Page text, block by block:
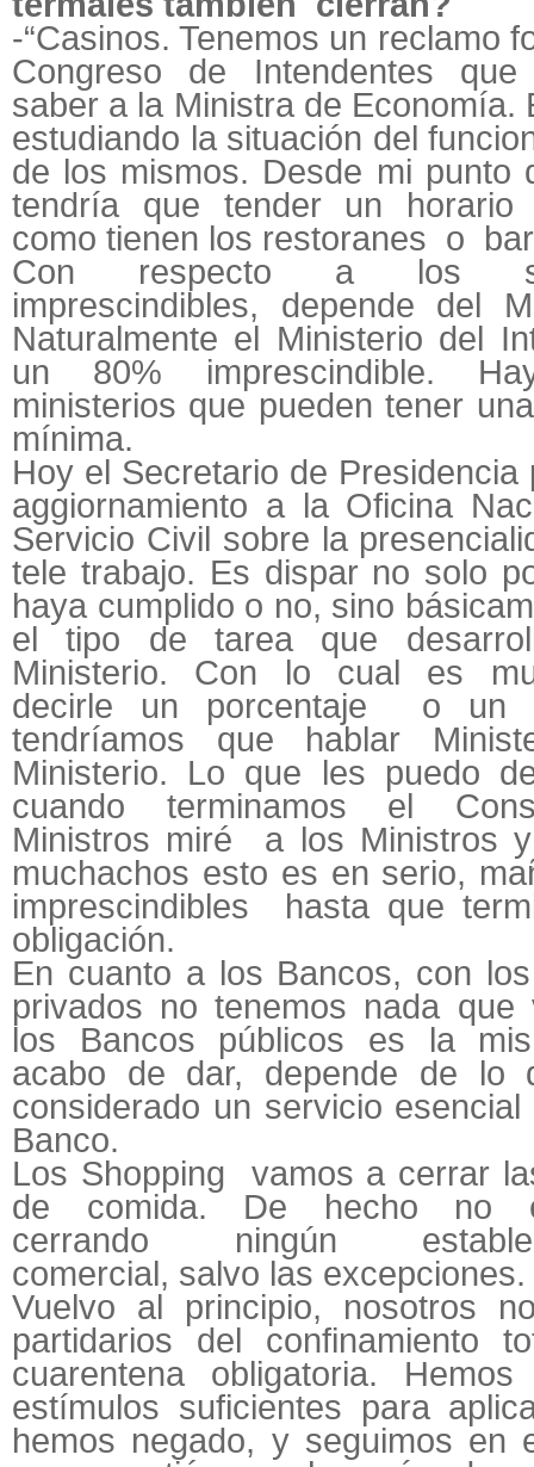
-“Casinos. Tenemos un reclamo
Congreso de Intendentes
saber a la Ministra de Economía.
estudiando la situación del
de los mismos. Desde mi punto
tendría que tender un horario
como tienen los restoranes o
Con respecto a los
imprescindibles, depende del
Naturalmente el Ministerio del
un 80% imprescindible.
ministerios que pueden tener
mínima.
Hoy el Secretario de
aggiornamiento a la Oficina
Servicio Civil sobre la
tele trabajo. Es dispar no solo
haya cumplido o no, sino
el tipo de tarea que
Ministerio. Con lo cual es
decirle un porcentaje o un
tendríamos que hablar
Ministerio. Lo que les puedo
cuando terminamos el
Ministros miré a los Ministros
muchachos esto es en serio,
imprescindibles hasta que
obligación.
En cuanto a los Bancos, con
privados no tenemos nada que
los Bancos públicos es la
acabo de dar, depende de lo
considerado un servicio
Banco.
Los Shopping vamos a cerrar
de comida. De hecho no
cerrando ningún
comercial, salvo las excepciones.
Vuelvo al principio, nosotros
partidarios del confinamiento
cuarentena obligatoria. Hemos
estímulos suficientes para
hemos negado, y seguimos